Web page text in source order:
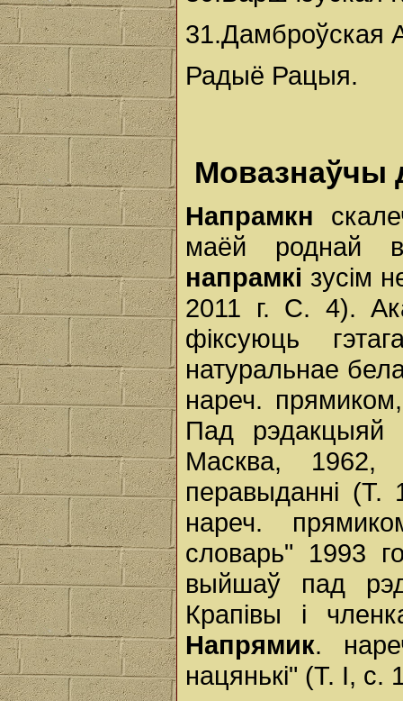
31.Дамброўская
Радыё Рацыя.
Мовазнаўчы
Напрамкн
маёй роднай
напрамкі зусім
2011 г. С. 4).
фіксуюць
натуральнае
нареч.
Пад
Масква,
перавыданні
нареч.
словарь" 1993
выйшаў пад
Крапівы і
Напрямик.
нацянькі" (Т. І, с.